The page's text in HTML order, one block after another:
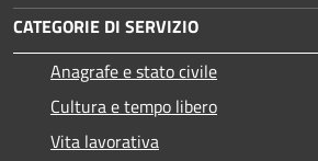
CATEGORIE DI SERVIZIO
Anagrafe e stato civile
Cultura e tempo libero
Vita lavorativa